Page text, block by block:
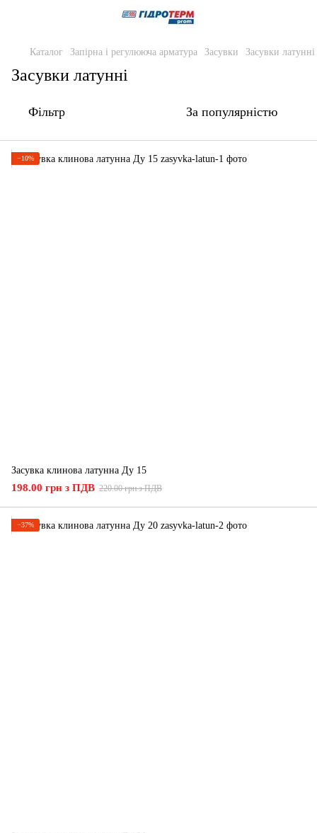
Каталог Запірна і регулююча арматура Засувки Засувки латунні
Засувки латунні
Фільтр За популярністю
−10%
Засувка клинова латунна Ду 15
198.00 грн з ПДВ 220.00 грн з ПДВ
−37%